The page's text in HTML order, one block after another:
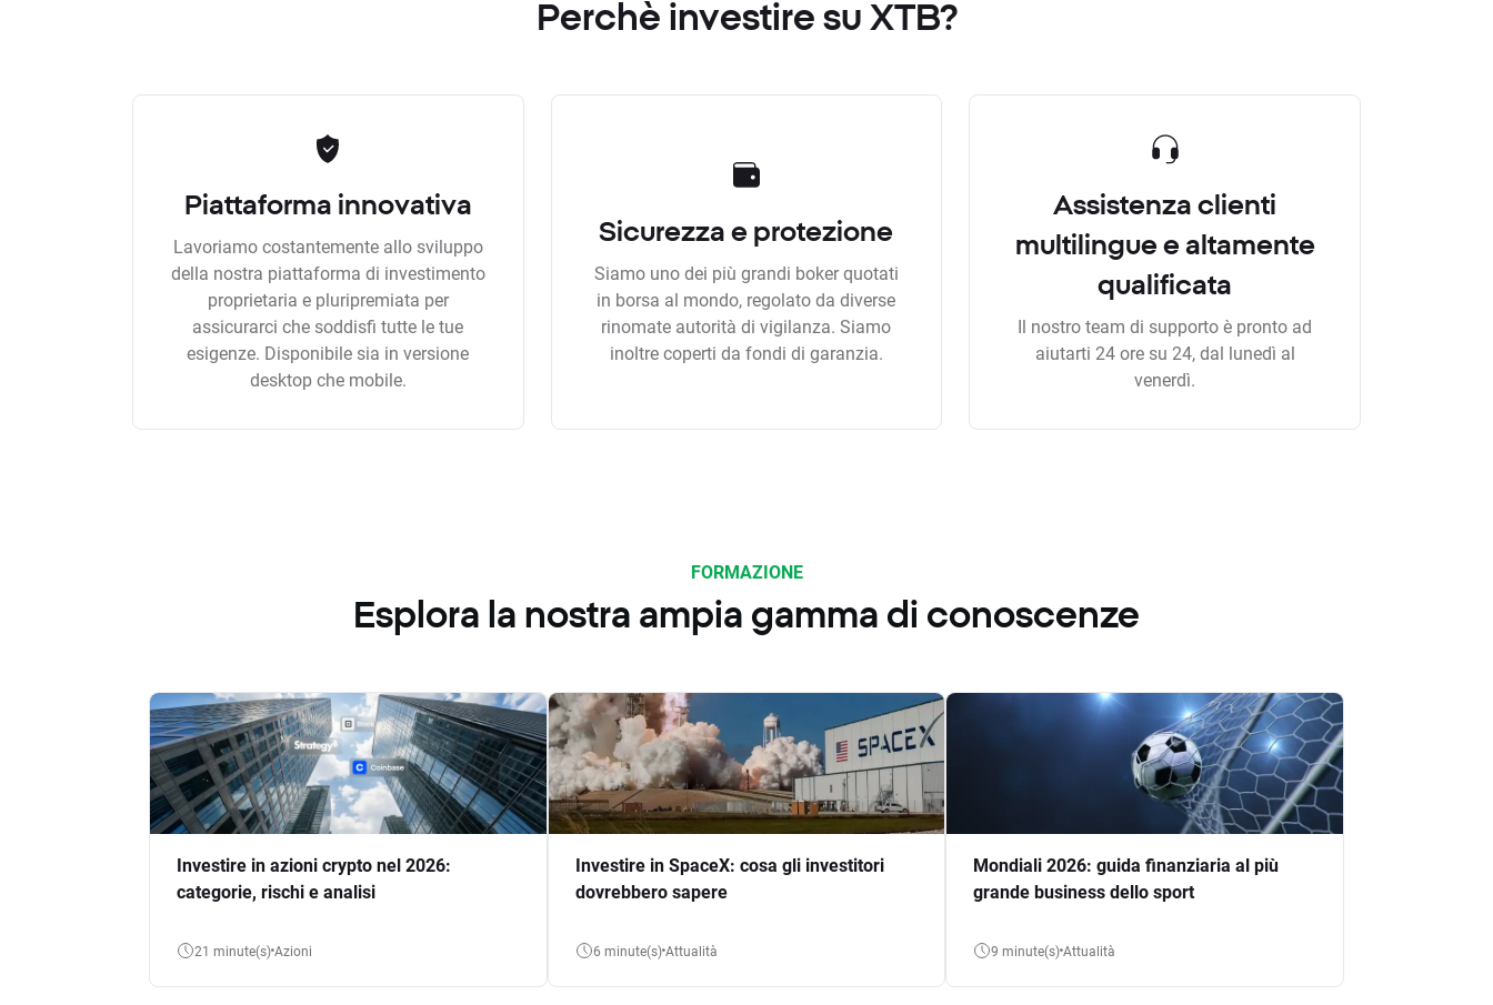
Perchè investire su XTB?
Piattaforma innovativa
Lavoriamo costantemente allo sviluppo
della nostra piattaforma di investimento
proprietaria e pluripremiata per
assicurarci che soddisfi tutte le tue
esigenze. Disponibile sia in versione
desktop che mobile.
Sicurezza e protezione
Siamo uno dei più grandi boker quotati
in borsa al mondo, regolato da diverse
rinomate autorità di vigilanza. Siamo
inoltre coperti da fondi di garanzia.
Assistenza clienti
multilingue e altamente
qualificata
Il nostro team di supporto è pronto ad
aiutarti 24 ore su 24, dal lunedì al
venerdì.
FORMAZIONE
Esplora la nostra ampia gamma di conoscenze
Investire in azioni crypto nel 2026:
categorie, rischi e analisi
21 minute(s) Azioni
Investire in SpaceX: cosa gli investitori
dovrebbero sapere
6 minute(s) Attualità
Mondiali 2026: guida finanziaria al più
grande business dello sport
9 minute(s) Attualità